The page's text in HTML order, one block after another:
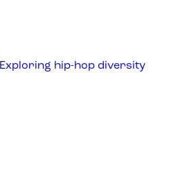
Exploring hip-hop diversity